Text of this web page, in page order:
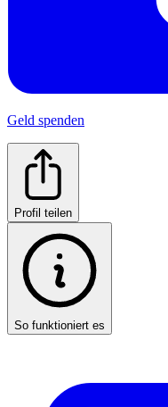
Geld spenden
Profil teilen
So funktioniert es